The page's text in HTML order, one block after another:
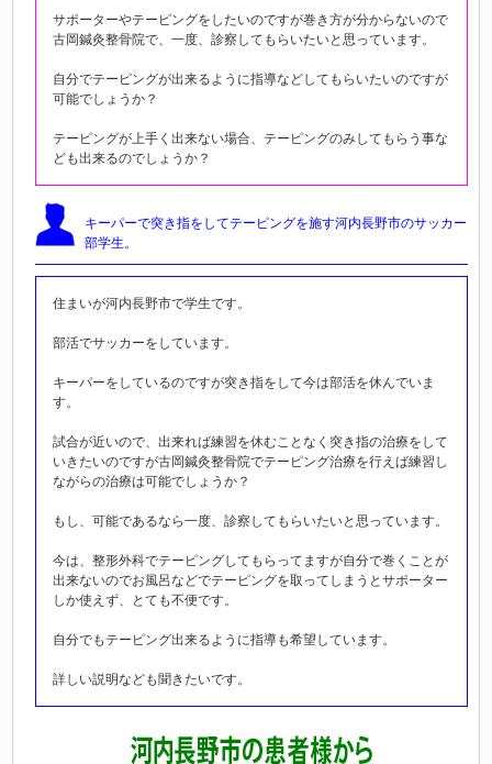
サポーターやテーピングをしたいのですが巻き方が分からないので
古岡鍼灸整骨院で、一度、診察してもらいたいと思っています。
自分でテーピングが出来るように指導などしてもらいたいのですが
可能でしょうか？
テーピングが上手く出来ない場合、テーピングのみしてもらう事な
ども出来るのでしょうか？
キーパーで突き指をしてテーピングを施す河内長野市のサッカー
部学生。
住まいが河内長野市で学生です。
部活でサッカーをしています。
キーパーをしているのですが突き指をして今は部活を休んでいま
す。
試合が近いので、出来れば練習を休むことなく突き指の治療をして
いきたいのですが古岡鍼灸整骨院でテーピング治療を行えば練習し
ながらの治療は可能でしょうか？
もし、可能であるなら一度、診察してもらいたいと思っています。
今は、整形外科でテーピングしてもらってますが自分で巻くことが
出来ないのでお風呂などでテーピングを取ってしまうとサポーター
しか使えず、とても不便です。
自分でもテーピング出来るように指導も希望しています。
詳しい説明なども聞きたいです。